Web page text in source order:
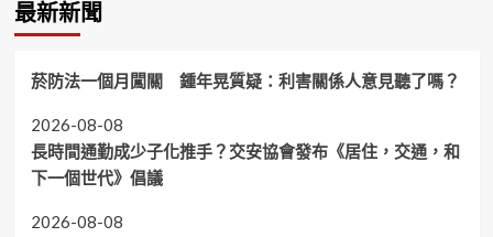
最新新聞
菸防法一個月闖關 鍾年晃質疑：利害關係人意見聽了嗎？
2026-08-08
長時間通勤成少子化推手？交安協會發布《居住，交通，和
下一個世代》倡議
2026-08-08